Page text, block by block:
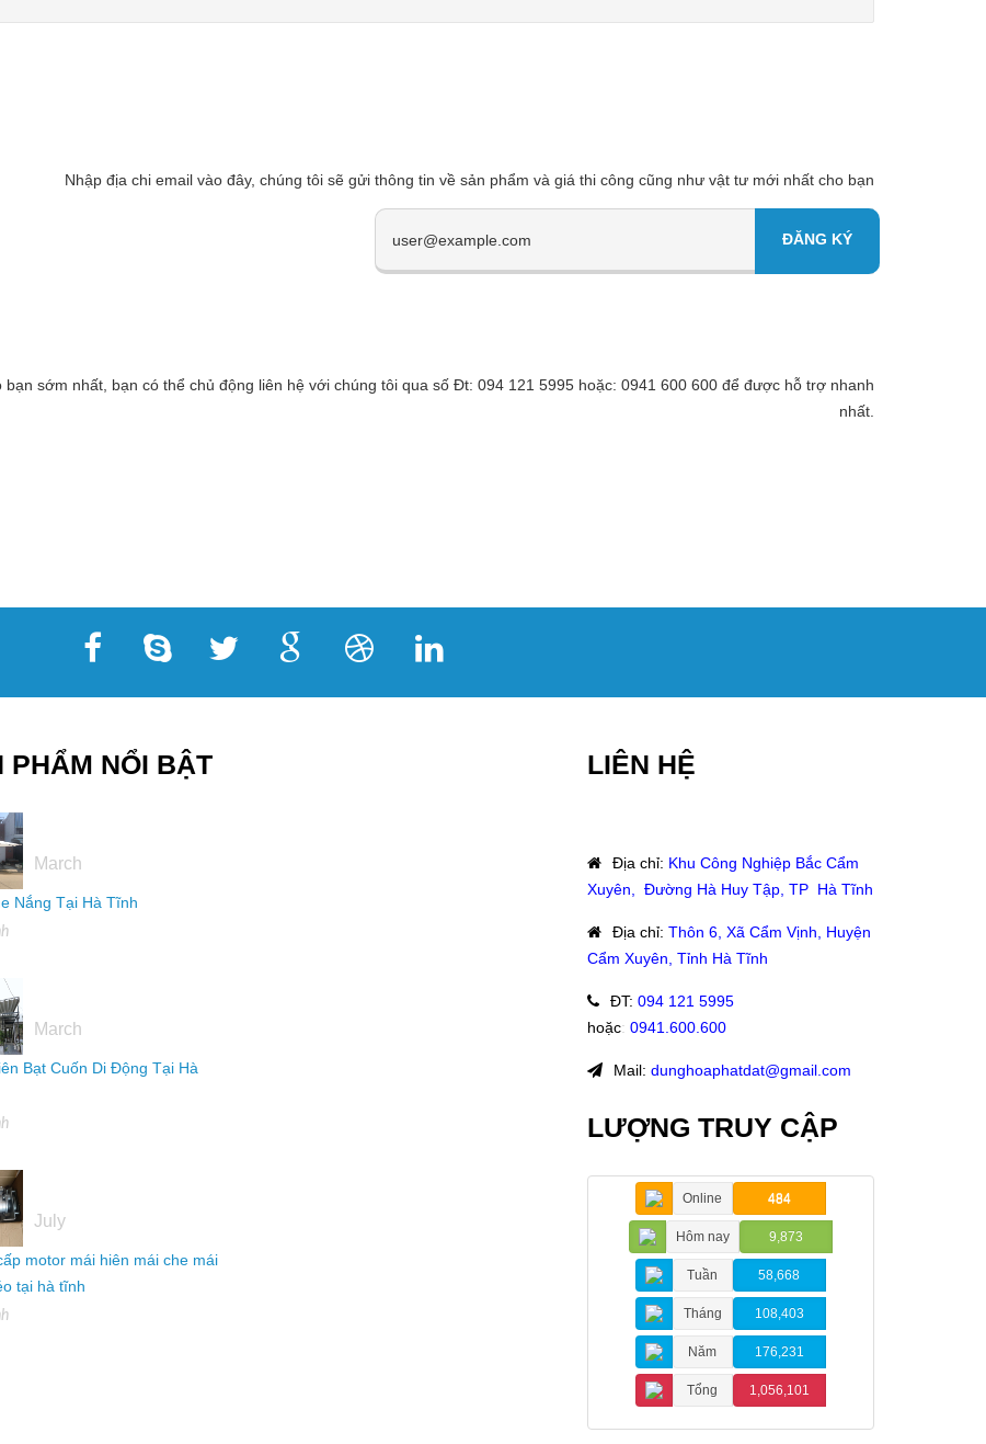
Nhập địa chi email vào đây, chúng tôi sẽ gửi thông tin về sản phẩm và giá thi công cũng như vật tư mới nhất cho bạn
sớm nhất, bạn có thể chủ động liên hệ với chúng tôi qua số Đt: 094 121 5995 hoặc: 0941 600 600 để được hỗ trợ nhanh
nhất.
PHẨM NỔI BẬT
March
Nắng Tại Hà Tĩnh
March
Bạt Cuốn Di Động Tại Hà
July
motor mái hiên mái che mái
tại hà tĩnh
LIÊN HỆ
Địa chỉ: Khu Công Nghiệp Bắc Cẩm
Xuyên, Đường Hà Huy Tập, TP Hà Tĩnh
Địa chỉ: Thôn 6, Xã Cẩm Vịnh, Huyện
Cẩm Xuyên, Tỉnh Hà Tĩnh
ĐT: 094 121 5995
hoặc: 0941.600.600
Mail: dunghoaphatdat@gmail.com
LƯỢNG TRUY CẬP
Online 484
Hôm nay 9,873
Tuần 58,668
Tháng 108,403
Năm 176,231
Tổng 1,056,101